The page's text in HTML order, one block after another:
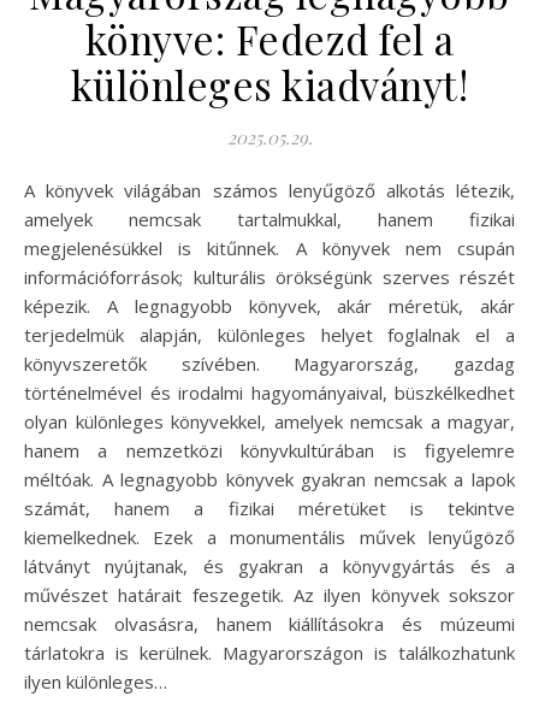
könyve: Fedezd fel a
különleges kiadványt!
2025.05.29.
A könyvek világában számos lenyűgöző alkotás létezik,
amelyek nemcsak tartalmukkal, hanem fizikai
megjelenésükkel is kitűnnek. A könyvek nem csupán
információforrások; kulturális örökségünk szerves részét
képezik. A legnagyobb könyvek, akár méretük, akár
terjedelmük alapján, különleges helyet foglalnak el a
könyvszeretők szívében. Magyarország, gazdag
történelmével és irodalmi hagyományaival, büszkélkedhet
olyan különleges könyvekkel, amelyek nemcsak a magyar,
hanem a nemzetközi könyvkultúrában is figyelemre
méltóak. A legnagyobb könyvek gyakran nemcsak a lapok
számát, hanem a fizikai méretüket is tekintve
kiemelkednek. Ezek a monumentális művek lenyűgöző
látványt nyújtanak, és gyakran a könyvgyártás és a
művészet határait feszegetik. Az ilyen könyvek sokszor
nemcsak olvasásra, hanem kiállításokra és múzeumi
tárlatokra is kerülnek. Magyarországon is találkozhatunk
ilyen különleges…